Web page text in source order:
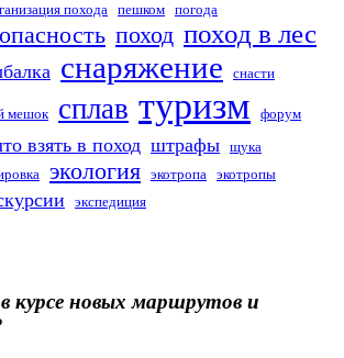
похода пешком погода
поход поход в лес
снаряжение снасти
мешок сплав туризм форум
взять в поход штрафы щука
экология экотропа экотропы
экспедиция
курсе новых маршрутов и